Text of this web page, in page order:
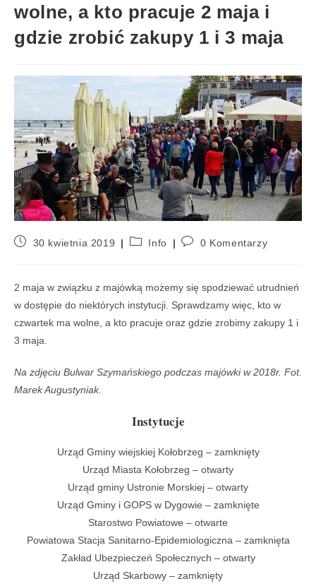
wolne, a kto pracuje 2 maja i
gdzie zrobić zakupy 1 i 3 maja
30 kwietnia 2019 Info 0 Komentarzy
2 maja w związku z majówką możemy się spodziewać utrudnień
w dostępie do niektórych instytucji. Sprawdzamy więc, kto w
czwartek ma wolne, a kto pracuje oraz gdzie zrobimy zakupy 1 i
3 maja.
Na zdjęciu Bulwar Szymańskiego podczas majówki w 2018r. Fot.
Marek Augustyniak.
Instytucje
Urząd Gminy wiejskiej Kołobrzeg – zamknięty
Urząd Miasta Kołobrzeg – otwarty
Urząd gminy Ustronie Morskiej – otwarty
Urząd Gminy i GOPS w Dygowie – zamknięte
Starostwo Powiatowe – otwarte
Powiatowa Stacja Sanitarno-Epidemiologiczna – zamknięta
Zakład Ubezpieczeń Społecznych – otwarty
Urząd Skarbowy – zamknięty